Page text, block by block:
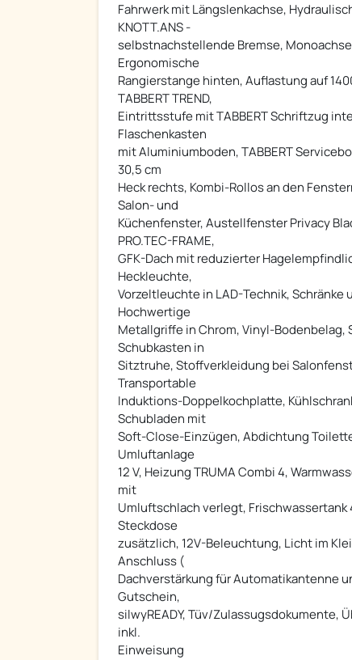
Fahrwerk mit Längslenkachse,
KNOTT.ANS -
selbstnachstellende Bremse,
Ergonomische
Rangierstange hinten, Auflastung auf
TABBERT TREND,
Eintrittsstufe mit TABBERT Schriftzug
Flaschenkasten
mit Aluminiumboden, TABBERT
30,5 cm
Heck rechts, Kombi-Rollos an den
Salon- und
Küchenfenster, Austellfenster Privacy
PRO.TEC-FRAME,
GFK-Dach mit reduzierter
Heckleuchte,
Vorzeltleuchte in LAD-Technik,
Hochwertige
Metallgriffe in Chrom, Vinyl-Bodenbelag,
Schubkasten in
Sitztruhe, Stoffverkleidung bei
Transportable
Induktions-Doppelkochplatte,
Schubladen mit
Soft-Close-Einzügen, Abdichtung
Umluftanlage
12 V, Heizung TRUMA Combi 4,
mit
Umluftschlach verlegt,
Steckdose
zusätzlich, 12V-Beleuchtung, Licht im
Anschluss (
Dachverstärkung für Automatikantenne
Gutschein,
silwyREADY, Tüv/Zulassugsdokumente,
inkl.
Einweisung